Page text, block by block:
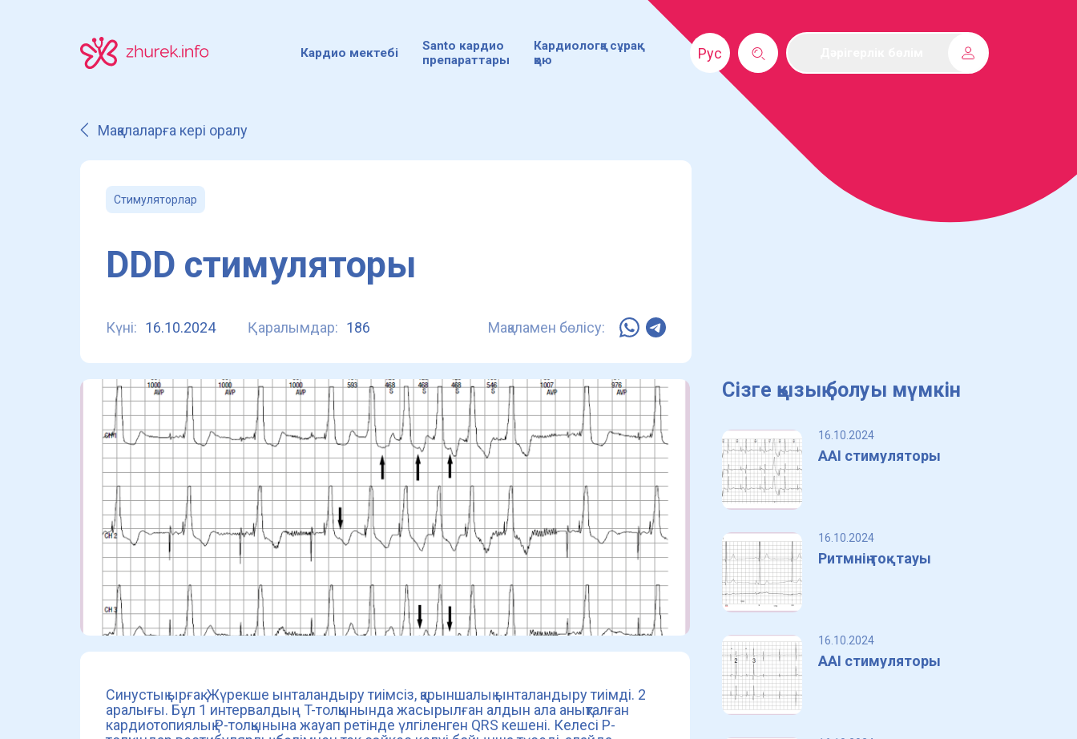
Кардио мектебі
Santo кардио
препараттары
Кардиологқа сұрақ
қою
Рус
Мақалаларға кері оралу
Стимуляторлар
DDD стимуляторы
Күні: 16.10.2024 Қаралымдар: 186 Мақаламен бөлісу:
Синустық ырғақ. Жүрекше ынталандыру тиімсіз, қарыншалық ынталандыру тиімді. 2
аралығы. Бұл 1 интервалдың T-толқынында жасырылған алдын ала анықталған
кардиотопиялық P-толқынына жауап ретінде үлгіленген QRS кешені. Келесі Р-
Сізге қызық болуы мүмкін
16.10.2024
AAI стимуляторы
16.10.2024
Ритмнің тоқтауы
16.10.2024
AAI стимуляторы